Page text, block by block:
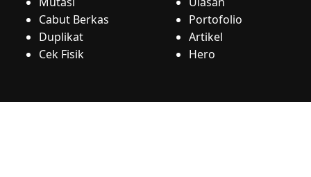
Cabut Berkas
Duplikat
Cek Fisik
Portofolio
Artikel
Hero